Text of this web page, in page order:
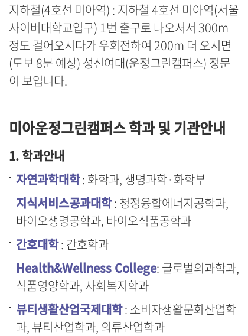
지하철(4호선 미아역) : 지하철 4호선 미아역(서울
사이버대학교입구) 1번 출구로 나오셔서 300m
정도 걸어오시다가 우회전하여 200m 더 오시면
(도보 8분 예상) 성신여대(운정그린캠퍼스) 정문
이 보입니다.
미아운정그린캠퍼스 학과 및 기관안내
1. 학과안내
자연과학대학: 화학과, 생명과학·화학부
지식서비스공과대학: 청정융합에너지공학과,
바이오생명공학과, 바이오식품공학과
간호대학: 간호학과
Health&Wellness College: 글로벌의과학과,
식품영양학과, 사회복지학과
뷰티생활산업국제대학: 소비자생활문화산업학
과, 뷰티산업학과, 의류산업학과